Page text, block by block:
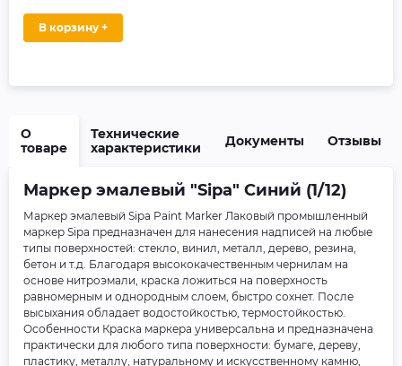
В корзину +
О
товаре
Технические
характеристики
Документы Отзывы
Маркер эмалевый "Sipa" Синий (1/12)
Маркер эмалевый Sipa Paint Marker Лаковый промышленный
маркер Sipa предназначен для нанесения надписей на любые
типы поверхностей: стекло, винил, металл, дерево, резина,
бетон и т.д. Благодаря высококачественным чернилам на
основе нитроэмали, краска ложиться на поверхность
равномерным и однородным слоем, быстро сохнет. После
высыхания обладает водостойкостью, термостойкостью.
Особенности Краска маркера универсальна и предназначена
практически для любого типа поверхности: бумаге, дереву,
пластику, металлу, натуральному и искусственному камню,